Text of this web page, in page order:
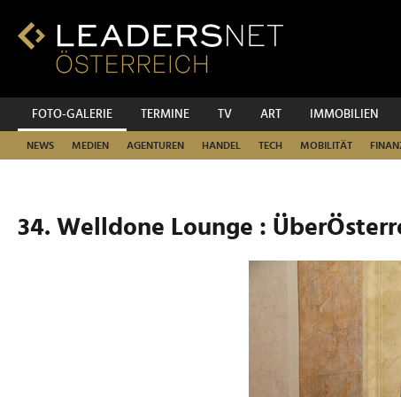
Inhalt
Fußzeilen-
Hauptnavigation
FOTO-GALERIE TERMINE TV ART IMMOBILIEN
NEWS MEDIEN AGENTUREN HANDEL TECH MOBILITÄT
34. Welldone Lounge :